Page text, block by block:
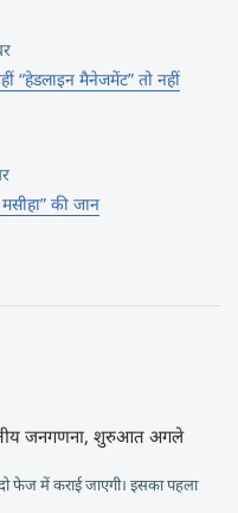
“हेडलाइन मैनेजमेंट” तो नहीं
की जान
जनगणना, शुरुआत अगले
फेज में कराई जाएगी। इसका पहला